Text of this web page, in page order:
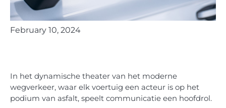
February 10, 2024
In het dynamische theater van het moderne
wegverkeer, waar elk voertuig een acteur is op het
podium van asfalt, speelt communicatie een hoofdrol.